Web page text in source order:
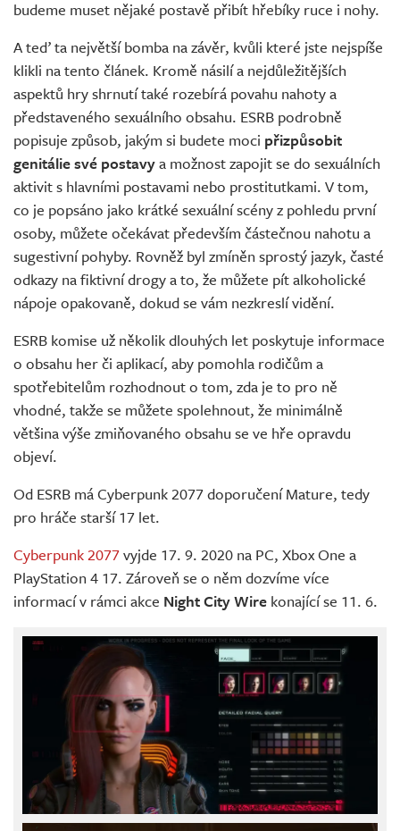
budeme muset nějaké postavě přibít hřebíky ruce i nohy.
A teď ta největší bomba na závěr, kvůli které jste nejspíše
klikli na tento článek. Kromě násilí a nejdůležitějších
aspektů hry shrnutí také rozebírá povahu nahoty a
představeného sexuálního obsahu. ESRB podrobně
popisuje způsob, jakým si budete moci přizpůsobit
genitálie své postavya možnost zapojit se do sexuálních
aktivit s hlavními postavami nebo prostitutkami. V tom,
co je popsáno jako krátké sexuální scény z pohledu první
osoby, můžete očekávat především částečnou nahotu a
sugestivní pohyby. Rovněž byl zmíněn sprostý jazyk, časté
odkazy na fiktivní drogy a to, že můžete pít alkoholické
nápoje opakovaně, dokud se vám nezkreslí vidění.
ESRB komise už několik dlouhých let poskytuje informace
o obsahu her či aplikací, aby pomohla rodičům a
spotřebitelům rozhodnout o tom, zda je to pro ně
vhodné, takže se můžete spolehnout, že minimálně
většina výše zmiňovaného obsahu se ve hře opravdu
objeví.
Od ESRB má Cyberpunk 2077 doporučení Mature, tedy
pro hráče starší 17 let.
Cyberpunk 2077vyjde 17. 9. 2020 na PC, Xbox One a
PlayStation 4 17. Zároveň se o něm dozvíme více
informací v rámci akce Night City Wire konající se 11. 6.